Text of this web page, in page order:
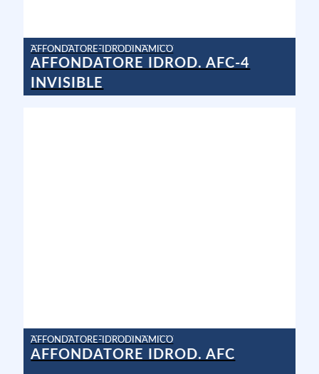
AFFONDATORE-IDRODINAMICO
AFFONDATORE IDROD. AFC-4
INVISIBLE
AFFONDATORE-IDRODINAMICO
AFFONDATORE IDROD. AFC